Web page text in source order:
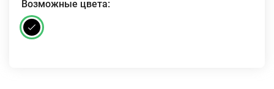
Возможные цвета: